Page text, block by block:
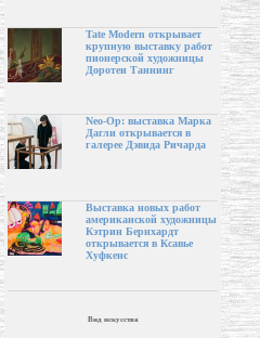
Tate Modern открывает
крупную выставку работ
пионерской художницы
Доротеи Таннинг
Neo-Op: выставка Марка
Дагли открывается в
галерее Дэвида Ричарда
Выставка новых работ
американской художницы
Кэтрин Бернхардт
открывается в Ксавье
Хуфкенс
Вид искусства